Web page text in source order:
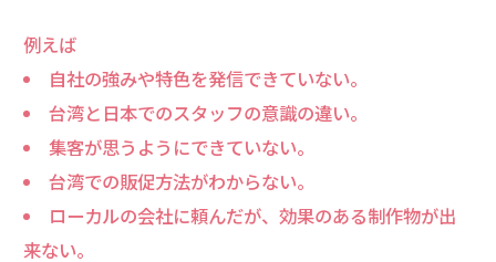
例えば
自社の強みや特色を発信できていない。
台湾と日本でのスタッフの意識の違い。
集客が思うようにできていない。
台湾での販促方法がわからない。
ローカルの会社に頼んだが、効果のある制作物が出
来ない。